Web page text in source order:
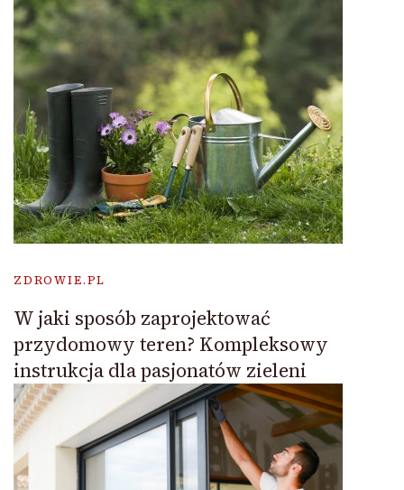
ZDROWIE.PL
W jaki sposób zaprojektować
przydomowy teren? Kompleksowy
instrukcja dla pasjonatów zieleni